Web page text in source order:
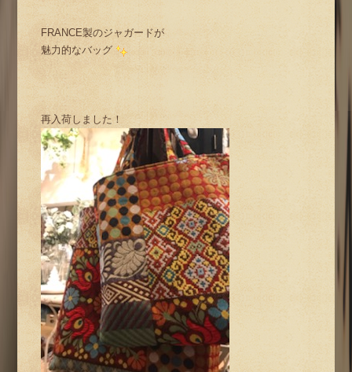
FRANCE製のジャガードが
魅力的なバッグ
再入荷しました！